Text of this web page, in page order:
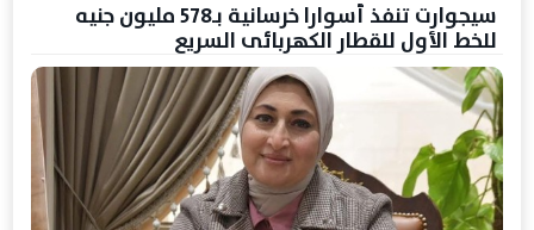
سيجوارت تنفذ أسوارا خرسانية بـ578 مليون جنيه
للخط الأول للقطار الكهربائى السريع